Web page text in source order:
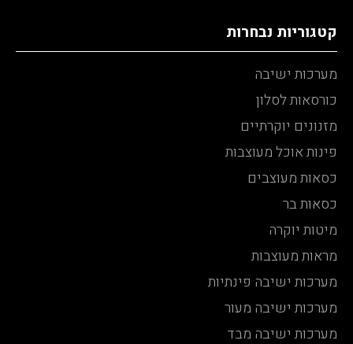
קטגוריות נבחרות
מערכות ישיבה
כורסאות לסלון
מזנונים יוקרתיים
פינות אוכל מעוצבות
כסאות מעוצבים
כסאות בר
מיטות יוקרה
מראות מעוצבות
מערכות ישיבה פינתיות
מערכות ישיבה מעור
מערכות ישיבה מבד